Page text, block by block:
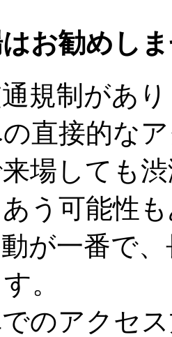
お勧めし
規制があ
直接的な
場しても
う可能性
が一番で
。
でのアクセ